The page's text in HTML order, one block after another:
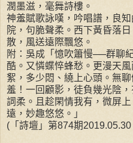
潤墨滋，毫舞詩樓。
神羞賦歌詠嘆，吟唱譜，良
院，句脆聲柔。西下黃昏落
散，風送遠際飄悠。
附：吳成「憶吹簫慢──群聊
酷。又憐蝶悴蜂愁。更漫天
絮，多少悶、繞上心頭。無
羞！一回顧影，徒負幾光陰
詞柔。且趁閑情我有，微屏
遠，妙趣悠悠。」
(「詩壇」第874期